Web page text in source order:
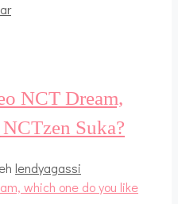
NCT Dream,
Suka?
lendyagassi